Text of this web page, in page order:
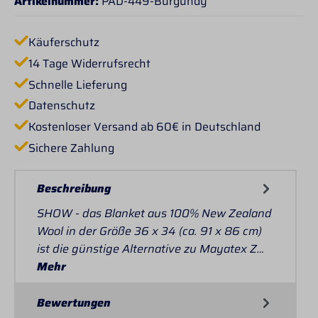
Käuferschutz
14 Tage Widerrufsrecht
Schnelle Lieferung
Datenschutz
Kostenloser Versand ab 60€ in Deutschland
Sichere Zahlung
Beschreibung
SHOW - das Blanket aus 100% New Zealand
Wool in der Größe 36 x 34 (ca. 91 x 86 cm)
ist die günstige Alternative zu Mayatex Z…
Mehr
Bewertungen